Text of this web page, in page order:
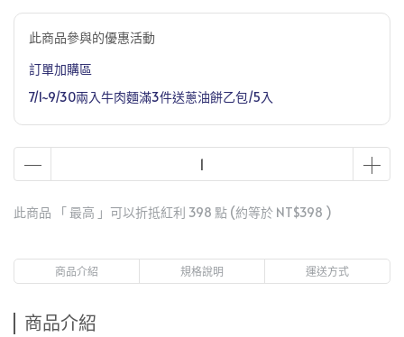
此商品參與的優惠活動
訂單加購區
7/1~9/30兩入牛肉麵滿3件送蔥油餅乙包/5入
此商品 「 最高 」可以折抵紅利 398 點 (約等於 NT$398 )
商品介紹 規格說明 運送方式
商品介紹